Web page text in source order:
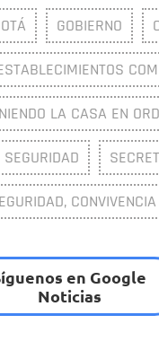
GOBIERNO
LA CASA EN
SEGURIDAD
en Google
Noticias